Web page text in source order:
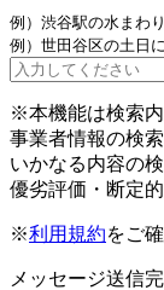
例）渋谷駅の水まわ
例）世田谷区の土日
※本機能は検索内
事業者情報の検
いかなる内容の
優劣評価・断定
※利用規約をご
メッセージ送信